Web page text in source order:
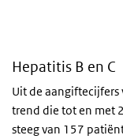
Hepatitis B en C
Uit de aangiftecijfers
trend die tot en met
steeg van 157